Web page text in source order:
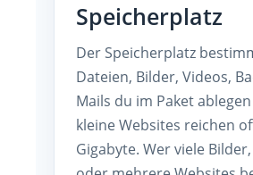
Speicherplatz
Der Speicherplatz
Dateien, Bilder, Videos,
Mails du im Paket
kleine Websites reichen
Gigabyte. Wer viele